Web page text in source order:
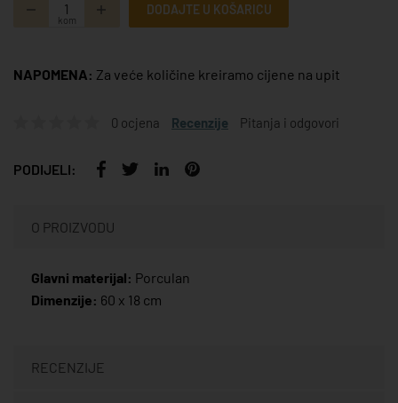
kom
DODAJTE U KOŠARICU
NAPOMENA: Za veće količine kreiramo cijene na upit
0 ocjena Recenzije Pitanja i odgovori
PODIJELI:
O PROIZVODU
Glavni materijal: Porculan
Dimenzije: 60 x 18 cm
RECENZIJE